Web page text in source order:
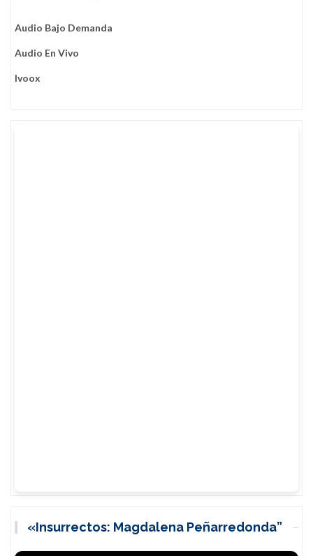
Audio Bajo Demanda
Audio En Vivo
Ivoox
«Insurrectos: Magdalena Peñarredonda”